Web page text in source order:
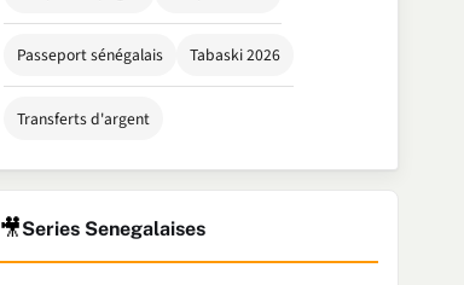
Passeport sénégalais Tabaski 2026
Transferts d'argent
🎥Series Senegalaises